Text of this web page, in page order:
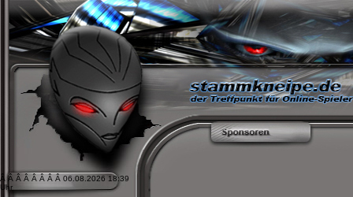
Â Â Â Â Â Â Â Â 06.08.2026 18:39
Uhr